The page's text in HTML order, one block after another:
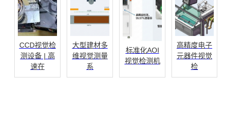
CCD视觉检
测设备 | 高
速在
大型建材多
维视觉测量
系
标准化AOI
视觉检测机
高精度电子
元器件视觉
检